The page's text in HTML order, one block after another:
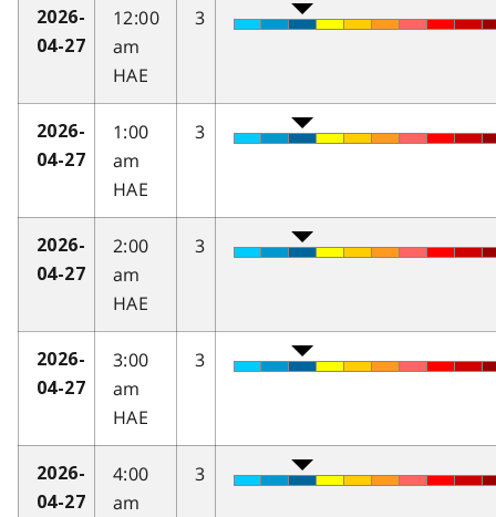
2026-
04-27
12:00
am
HAE
3
2026-
04-27
1:00
am
HAE
3
2026-
04-27
2:00
am
HAE
3
2026-
04-27
3:00
am
HAE
3
2026-
04-27
4:00
am
3